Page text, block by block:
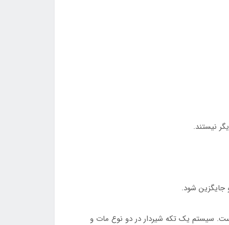
نیستند.
جایگزین شود.
سیستم یک تکه شیردار در دو نوع مات و